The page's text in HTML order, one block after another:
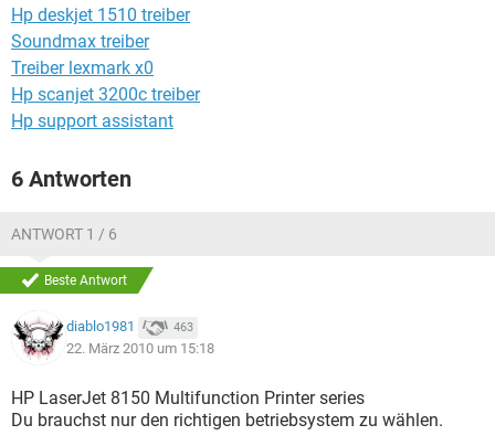
Hp deskjet 1510 treiber
Soundmax treiber
Treiber lexmark x0
Hp scanjet 3200c treiber
Hp support assistant
6 Antworten
ANTWORT 1 / 6
Beste Antwort
diablo1981 463
22. März 2010 um 15:18
HP LaserJet 8150 Multifunction Printer series
Du brauchst nur den richtigen betriebsystem zu wählen.